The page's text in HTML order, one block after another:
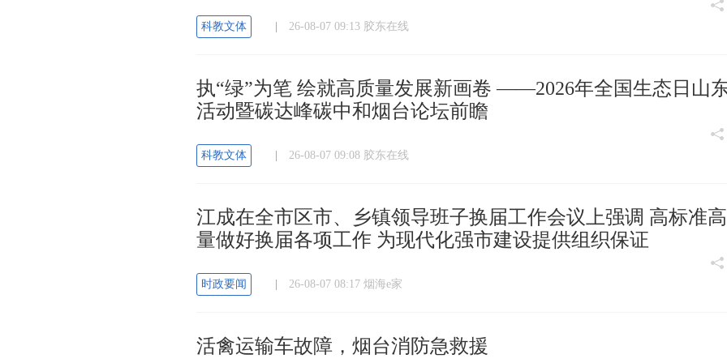
科教文体 26-08-07 09:13 胶东在线
执“绿”为笔 绘就高质量发展新画卷 ——2026年全国生态日山
活动暨碳达峰碳中和烟台论坛前瞻
科教文体 26-08-07 09:08 胶东在线
江成在全市区市、乡镇领导班子换届工作会议上强调 高标准
量做好换届各项工作 为现代化强市建设提供组织保证
时政要闻 26-08-07 08:17 烟海e家
活禽运输车故障，烟台消防急救援